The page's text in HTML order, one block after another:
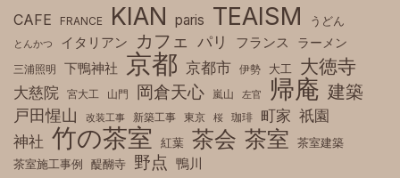
CAFE FRANCE KIAN paris TEAISM うどん
とんかつ イタリアン カフェ パリ フランス ラーメン
三浦照明 下鴨神社 京都 京都市 伊勢 大工 大徳寺
大慈院 宮大工 山門 岡倉天心 嵐山 左官 帰庵 建築
戸田惺山 改装工事 新築工事 東京 桜 珈琲 町家 祇園
神社 竹の茶室 紅葉 茶会 茶室
茶室建築
茶室施工事例
醍醐寺 野点 鴨川